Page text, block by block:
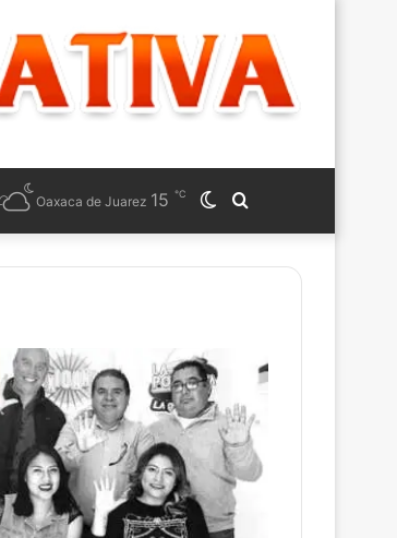
for
Switch
skin
Oaxaca de Juarez 15 ℃